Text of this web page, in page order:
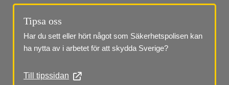
Tipsa oss
Har du sett eller hört något som Säkerhetspolisen kan
ha nytta av i arbetet för att skydda Sverige?
Till tipssidan